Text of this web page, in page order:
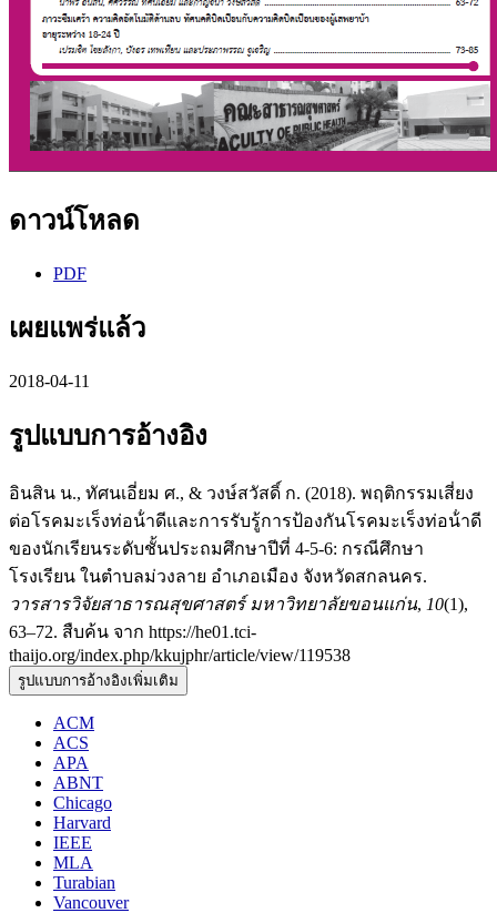
ดาวน์โหลด
PDF
เผยแพร่แล้ว
2018-04-11
รูปแบบการอ้างอิง
อินสิน น., ทัศนเอี่ยม ศ., & วงษ์สวัสดิ์ ก. (2018). พฤติกรรมเสี่ยง
ต่อโรคมะเร็งท่อน้ําดีและการรับรู้การป้องกันโรคมะเร็งท่อน้ําดี
ของนักเรียนระดับชั้นประถมศึกษาปีที่ 4-5-6: กรณีศึกษา
โรงเรียน ในตําบลม่วงลาย อําเภอเมือง จังหวัดสกลนคร.
วารสารวิจัยสาธารณสุขศาสตร์ มหาวิทยาลัยขอนแก่น, 10(1),
63–72. สืบค้น จาก https://he01.tci-
thaijo.org/index.php/kkujphr/article/view/119538
รูปแบบการอ้างอิงเพิ่มเติม
ACM
ACS
APA
ABNT
Chicago
Harvard
IEEE
MLA
Turabian
Vancouver